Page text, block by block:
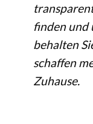
finden und
behalten
schaffen
Zuhause.